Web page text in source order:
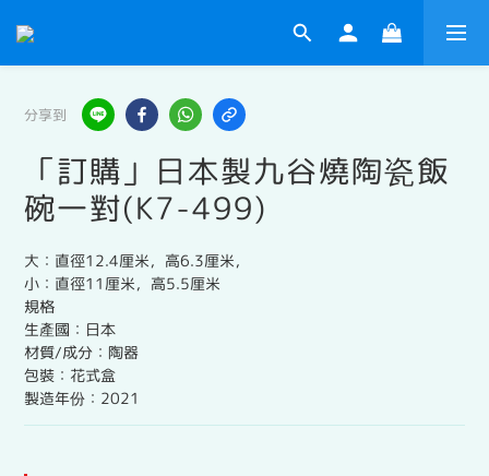
分享到
「訂購」日本製九谷燒陶瓷飯
碗一對(K7-499)
大：直徑12.4厘米，高6.3厘米，
小：直徑11厘米，高5.5厘米
規格
生產國：日本
材質/成分：陶器
包裝：花式盒
製造年份：2021